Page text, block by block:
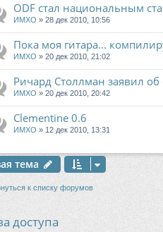
ODF стал национальным
ИМХО » 28 дек 2010, 10:56
Пока моя гитара...
ИМХО » 20 дек 2010, 21:02
Ричард Столлман заявил об
ИМХО » 20 дек 2010, 20:42
Clementine 0.6
ИМХО » 12 дек 2010, 13:31
тема
к списку форумов
доступа